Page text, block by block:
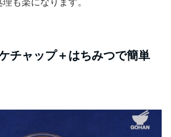
チャップ＋はちみつで簡単